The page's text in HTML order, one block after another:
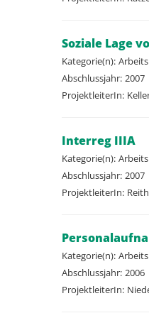
Soziale Lage
Kategorie(n):
Abschlussjahr: 2007
ProjektleiterIn:
Interreg IIIA
Kategorie(n):
Abschlussjahr: 2007
ProjektleiterIn:
Kategorie(n):
Abschlussjahr: 2006
ProjektleiterIn: